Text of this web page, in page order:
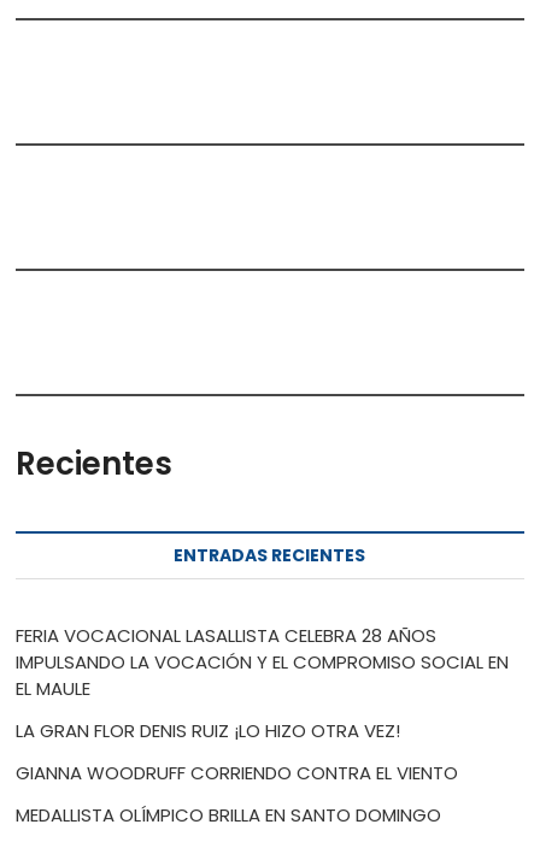
Recientes
ENTRADAS RECIENTES
FERIA VOCACIONAL LASALLISTA CELEBRA 28 AÑOS
IMPULSANDO LA VOCACIÓN Y EL COMPROMISO SOCIAL EN
EL MAULE
LA GRAN FLOR DENIS RUIZ ¡LO HIZO OTRA VEZ!
GIANNA WOODRUFF CORRIENDO CONTRA EL VIENTO
MEDALLISTA OLÍMPICO BRILLA EN SANTO DOMINGO